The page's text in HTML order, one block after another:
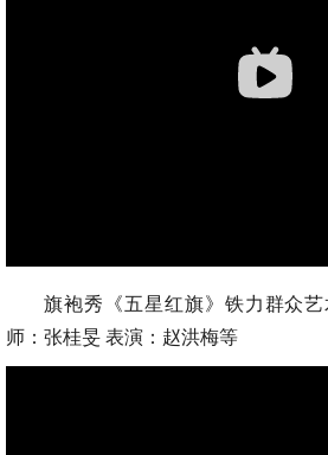
旗袍秀《五星红旗》铁力群众
师：张桂旻 表演：赵洪梅等